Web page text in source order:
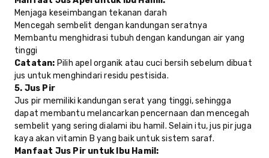
Menjaga keseimbangan tekanan darah
Mencegah sembelit dengan kandungan seratnya
Membantu menghidrasi tubuh dengan kandungan air yang
tinggi
Catatan: Pilih apel organik atau cuci bersih sebelum dibuat
jus untuk menghindari residu pestisida.
5. Jus Pir
Jus pir memiliki kandungan serat yang tinggi, sehingga
dapat membantu melancarkan pencernaan dan mencegah
sembelit yang sering dialami ibu hamil. Selain itu, jus pir juga
kaya akan vitamin B yang baik untuk sistem saraf.
Manfaat Jus Pir untuk Ibu Hamil: